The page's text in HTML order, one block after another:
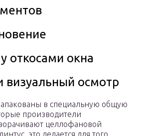
откосами окна
визуальный осмотр
в специальную общую
производители
целлофановой
это делается для того,